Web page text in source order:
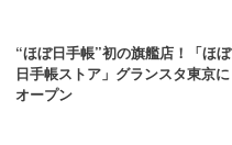
“ほぼ日手帳”初の旗艦店！「ほぼ
日手帳ストア」グランスタ東京に
オープン